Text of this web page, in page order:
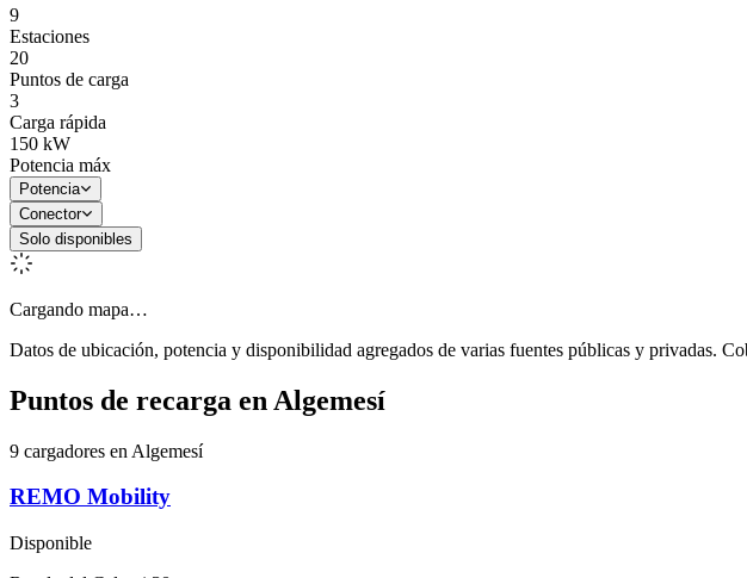
9
Estaciones
20
Puntos de carga
3
Carga rápida
150 kW
Potencia máx
Potencia
Conector
Solo disponibles
Cargando mapa…
Datos de ubicación, potencia y disponibilidad agregados de varias fuentes públicas y privadas.
Puntos de recarga en Algemesí
9 cargadores en Algemesí
REMO Mobility
Disponible